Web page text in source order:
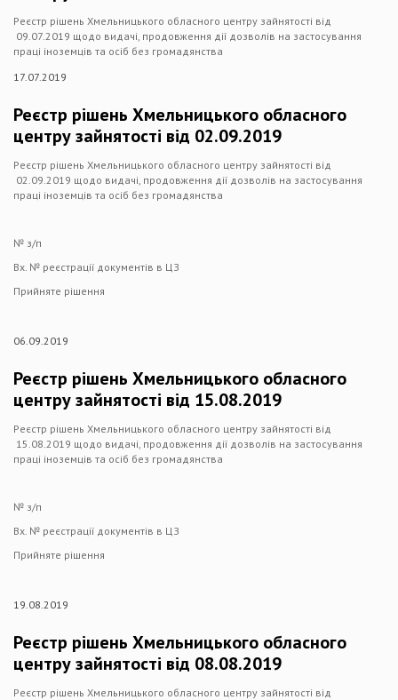
Реєстр рішень Хмельницького обласного центру зайнятості від
09.07.2019 щодо видачі, продовження дії дозволів на застосування
праці іноземців та осіб без громадянства
17.07.2019
Реєстр рішень Хмельницького обласного
центру зайнятості від 02.09.2019
Реєстр рішень Хмельницького обласного центру зайнятості від
02.09.2019 щодо видачі, продовження дії дозволів на застосування
праці іноземців та осіб без громадянства
№ з/п
Вх. № реєстрації документів в ЦЗ
Прийняте рішення
06.09.2019
Реєстр рішень Хмельницького обласного
центру зайнятості від 15.08.2019
Реєстр рішень Хмельницького обласного центру зайнятості від
15.08.2019 щодо видачі, продовження дії дозволів на застосування
праці іноземців та осіб без громадянства
№ з/п
Вх. № реєстрації документів в ЦЗ
Прийняте рішення
19.08.2019
Реєстр рішень Хмельницького обласного
центру зайнятості від 08.08.2019
Реєстр рішень Хмельницького обласного центру зайнятості від